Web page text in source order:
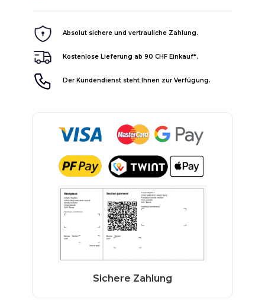
Absolut sichere und vertrauliche Zahlung.
Kostenlose Lieferung ab 90 CHF Einkauf*.
Der Kundendienst steht Ihnen zur Verfügung.